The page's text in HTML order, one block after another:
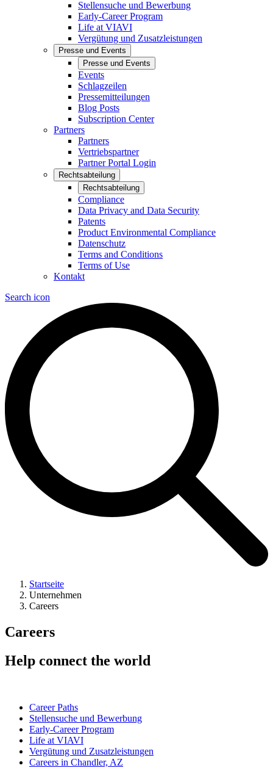
Stellensuche und Bewerbung
Early-Career Program
Life at VIAVI
Vergütung und Zusatzleistungen
Presse und Events
Presse und Events
Events
Schlagzeilen
Pressemitteilungen
Blog Posts
Subscription Center
Partners
Partners
Vertriebspartner
Partner Portal Login
Rechtsabteilung
Rechtsabteilung
Compliance
Data Privacy and Data Security
Patents
Product Environmental Compliance
Datenschutz
Terms and Conditions
Terms of Use
Kontakt
Search icon
Startseite
Unternehmen
Careers
Careers
Help connect the world
Career Paths
Stellensuche und Bewerbung
Early-Career Program
Life at VIAVI
Vergütung und Zusatzleistungen
Careers in Chandler, AZ